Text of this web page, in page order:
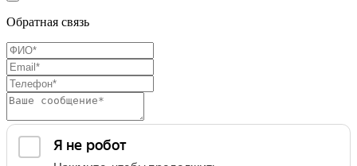
Обратная связь